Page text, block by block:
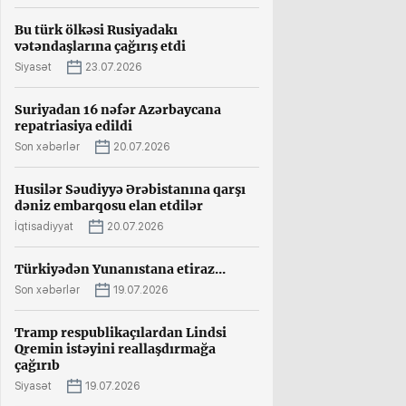
Bu türk ölkəsi Rusiyadakı
vətəndaşlarına çağırış etdi
Siyasət 23.07.2026
Suriyadan 16 nəfər Azərbaycana
repatriasiya edildi
Son xəbərlər 20.07.2026
Husilər Səudiyyə Ərəbistanına qarşı
dəniz embarqosu elan etdilər
İqtisadiyyat 20.07.2026
Türkiyədən Yunanıstana etiraz...
Son xəbərlər 19.07.2026
Tramp respublikaçılardan Lindsi
Qremin istəyini reallaşdırmağa
çağırıb
Siyasət 19.07.2026